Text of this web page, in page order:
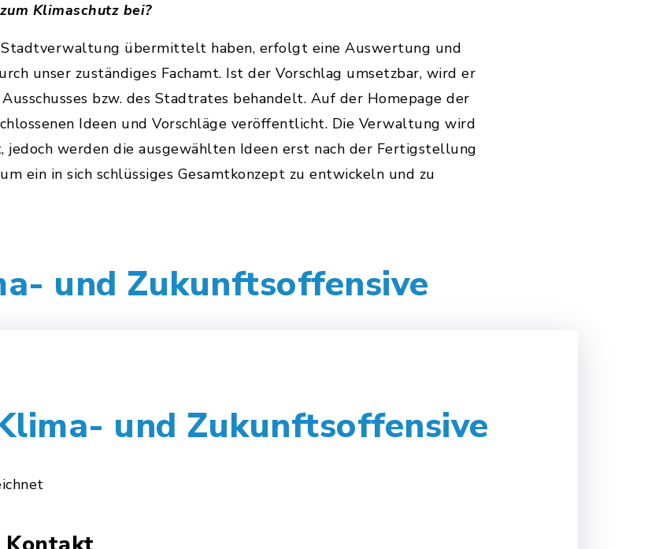
Klimaschutz bei?
Stadtverwaltung übermittelt haben, erfolgt eine Auswertung und
unser zuständiges Fachamt. Ist der Vorschlag umsetzbar, wird er
bzw. des Stadtrates behandelt. Auf der Homepage der
Ideen und Vorschläge veröffentlicht. Die Verwaltung wird
werden die ausgewählten Ideen erst nach der Fertigstellung
ein in sich schlüssiges Gesamtkonzept zu entwickeln und zu
und Zukunftsoffensive
und Zukunftsoffensive